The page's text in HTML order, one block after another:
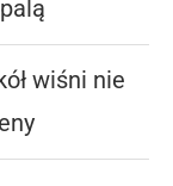
wiśni nie